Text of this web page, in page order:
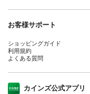
お客様サポート
ショッピングガイド
利用規約
よくある質問
カインズ公式アプリ